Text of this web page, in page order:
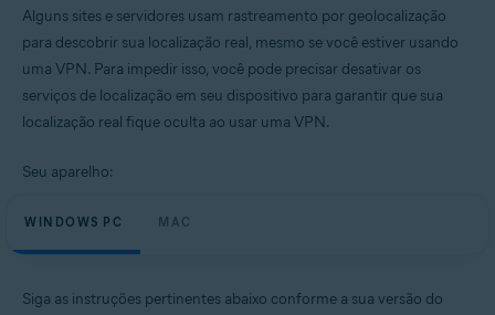
Alguns sites e servidores usam rastreamento por geolocalização
para descobrir sua localização real, mesmo se você estiver usando
uma VPN. Para impedir isso, você pode precisar desativar os
serviços de localização em seu dispositivo para garantir que sua
localização real fique oculta ao usar uma VPN.
Seu aparelho:
WINDOWS PC MAC
Siga as instruções pertinentes abaixo conforme a sua versão do